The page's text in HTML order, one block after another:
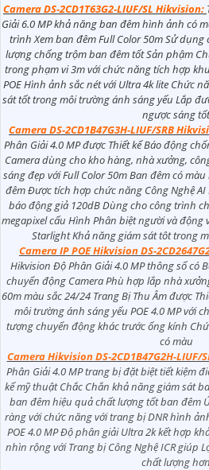
Camera DS-2CD1T63G2-LIUF/SL Hikvision:
Giải 6.0 MP khả năng ban đêm hình ảnh có
trình Xem ban đêm Full Color 50m Sử
lượng chống trộm ban đêm tốt Sản phậm
trong phạm vi 3m với chức năng tích hợp
POE Hình ảnh sắc nét với Ultra 4k lite Chức
sát tốt trong môi trường ánh sáng yếu Lắp
ngược sáng tốt
Camera DS-2CD1B47G3H-LIUF/SRB
Phân Giải 4.0 MP được Thiết kế Báo động
Camera dùng cho kho hàng, nhà xưởng,
sáng đẹp với Full Color 50m Ban đêm có
đêm Được tích hợp chức năng Công Nghệ
báo động giả 120dB Dùng cho công trình
megapixel cấu Hình Phân biệt người và động
Starlight Khả năng giám sát tôt trong
Camera IP POE Hikvision DS-
Hikvision Độ Phân Giải 4.0 MP thông số có
chuyển động Camera Phù hợp lắp nhà
60m màu sắc 24/24 Trang Bị Thu Âm được
môi trường ánh sáng yếu POE 4.0 MP với
tượng chuyển động khác trước ống kính
có màu
Camera Hikvision DS-2CD1B47G2H-LIUF/
Phân Giải 4.0 MP trang bị đặt biệt tiết kiệm
kế mỹ thuật Chắc Chắn khả năng giám sát
ban đêm hiệu quả chất lượng tốt ban đêm
ràng với chức năng với trang bị DNR hình
POE 4.0 MP Độ phân giải Ultra 2k kết hợp
nhìn rộng với Trang bị Công Nghệ ICR giúp
chất lượng hơn